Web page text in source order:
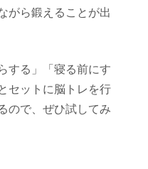
がら鍛えることが出
する」「寝る前にす
セットに脳トレを行
ので、ぜひ試してみ